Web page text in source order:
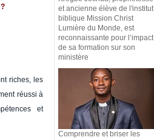
riches, les
réussi à
et
et ancienne élève de l'institut
biblique Mission Christ
Lumière du Monde, est
reconnaissante pour l’impact
de sa formation sur son
ministère
Comprendre et briser les